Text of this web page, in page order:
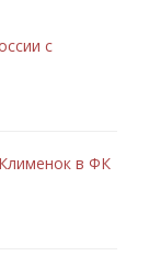
с
в ФК